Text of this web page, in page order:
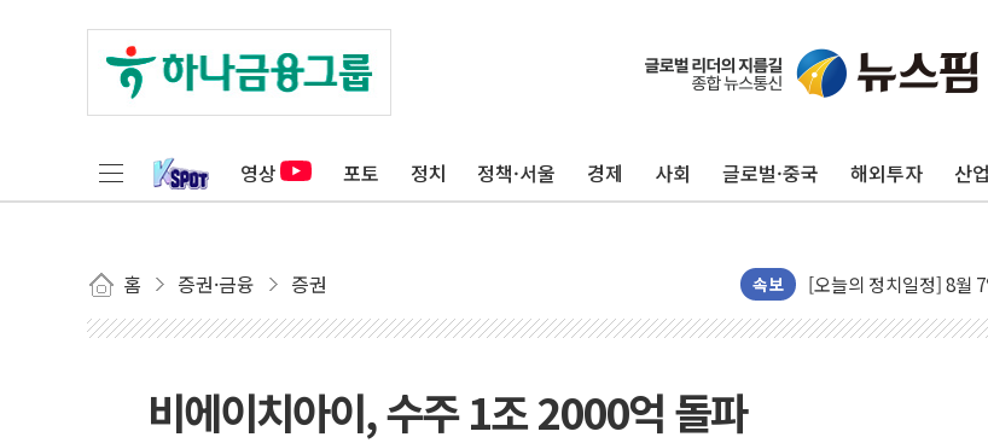
영상 포토 정치 정책·서울 경제 사회 글로벌·중국 해외투자 산업
홈 증권·금융 증권 속보
[민주 당권주자 일정]
李대통령, 오늘 부동산
이란 의회, 美·이스라엘
유럽증시, 견조한 실적
구광모, 내주 실리콘밸
비에이치아이, 수주 1조 2000억 돌파